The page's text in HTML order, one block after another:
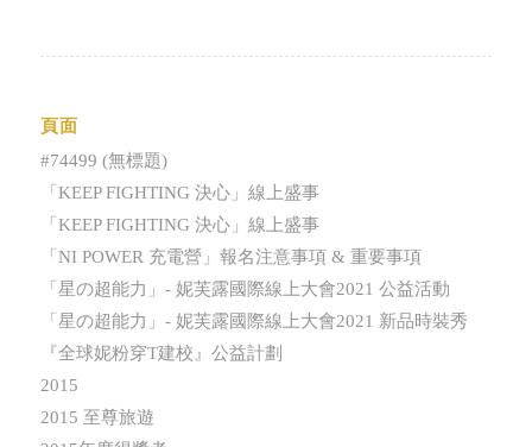
頁面
#74499 (無標題)
「KEEP FIGHTING 決心」線上盛事
「KEEP FIGHTING 決心」線上盛事
「NI POWER 充電營」報名注意事項 & 重要事項
「星の超能力」- 妮芙露國際線上大會2021 公益活動
「星の超能力」- 妮芙露國際線上大會2021 新品時裝秀
『全球妮粉穿T建校』公益計劃
2015
2015 至尊旅遊